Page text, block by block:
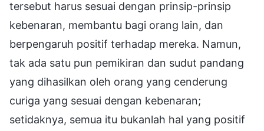
tersebut harus sesuai dengan prinsip-prinsip
kebenaran, membantu bagi orang lain, dan
berpengaruh positif terhadap mereka. Namun,
tak ada satu pun pemikiran dan sudut pandang
yang dihasilkan oleh orang yang cenderung
curiga yang sesuai dengan kebenaran;
setidaknya, semua itu bukanlah hal yang positif